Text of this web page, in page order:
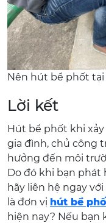
Nên hút bể phốt
Lời kết
Hút bể phốt khi
gia đình, chủ công
hưởng đến môi
Do đó khi bạn phát
hãy liên hệ ngay
là đơn vị hút bể
hiện nay? Nếu bạn